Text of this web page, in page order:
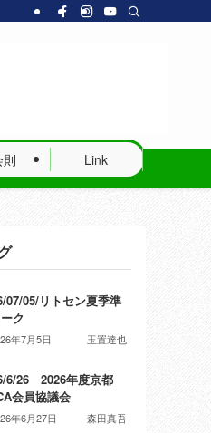
則 Link
07/05/リトセン夏季準
ク
年7月5日 玉置達也
6/26 2026年度京都
会員協議会
年6月27日 森田真吾